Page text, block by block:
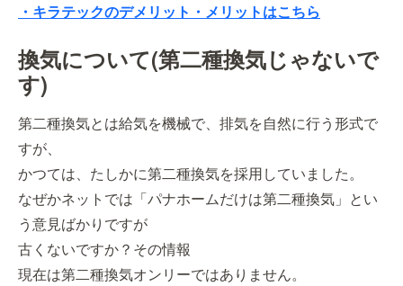
・キラテックのデメリット・メリットはこちら
換気について(第二種換気じゃないで
す)
第二種換気とは給気を機械で、排気を自然に行う形式で
すが、
かつては、たしかに第二種換気を採用していました。
なぜかネットでは「パナホームだけは第二種換気」とい
う意見ばかりですが
古くないですか？その情報
現在は第二種換気オンリーではありません。